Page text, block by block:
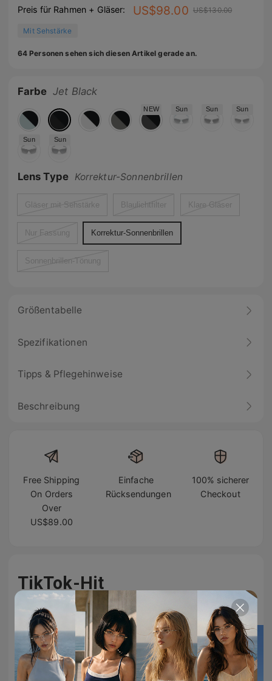
Preis für Rahmen + Gläser: US$98.00 US$130.00
Mit Sehstärke
64 Personen sehen sich diesen Artikel gerade an.
Farbe Jet Black
NEW Sun Sun Sun
Sun Sun
Lens Type Korrektur-Sonnenbrillen
Gläser mit Sehstärke Blaulichtfilter Klare Gläser
Nur Fassung Korrektur-Sonnenbrillen
Sonnenbrillen-Tönung
Größentabelle
Spezifikationen
Tipps & Pflegehinweise
Beschreibung
Free Shipping
On Orders
Over
US$89.00
Einfache
Rücksendungen
100% sicherer
Checkout
TikTok-Hit
#TIJNeyewear - folge uns auf TikTok & Instagram